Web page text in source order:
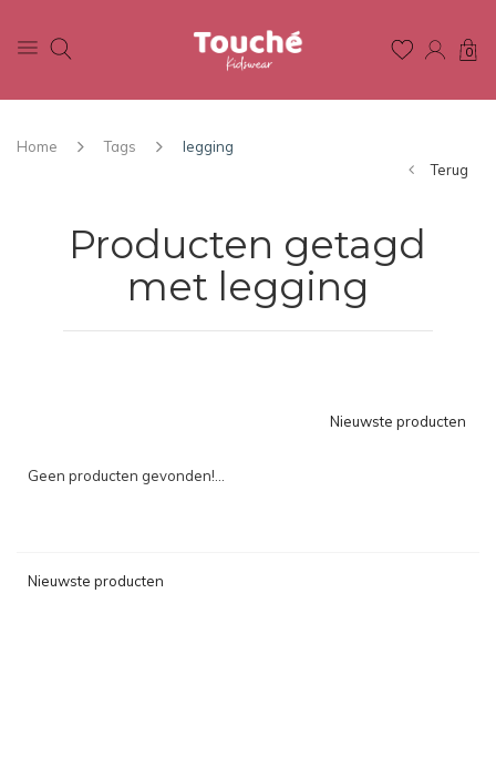
0
Home Tags
legging
Terug
Producten getagd
met legging
Nieuwste producten
Geen producten gevonden!...
Nieuwste producten